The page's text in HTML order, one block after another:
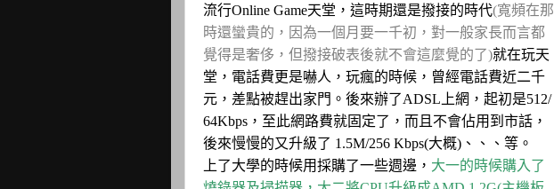
流行Online Game天堂，這時期還是撥接的時代(寬頻在那
時還蠻貴的，因為一個月要一千初，對一般家長而言都
覺得是奢侈，但撥接破表後就不會這麼覺的了)就在玩天
堂，電話費更是嚇人，玩瘋的時候，曾經電話費近二千
元，差點被趕出家門。後來辦了ADSL上網，起初是512/
64Kbps，至此網路費就固定了，而且不會佔用到市話，
後來慢慢的又升級了 1.5M/256 Kbps(大概)、、、等。
上了大學的時候用採購了一些週邊， 大一的時候購入了